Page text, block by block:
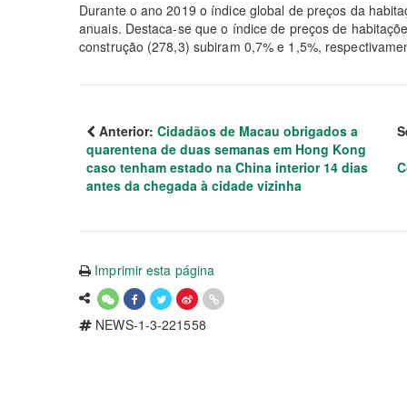
Durante o ano 2019 o índice global de preços da
anuais. Destaca-se que o índice de preços de
construção (278,3) subiram 0,7% e 1,5%,
Anterior: Cidadãos de Macau obrigados a
quarentena de duas semanas em Hong Kong
caso tenham estado na China interior 14 dias
antes da chegada à cidade vizinha
Imprimir esta página
NEWS-1-3-221558